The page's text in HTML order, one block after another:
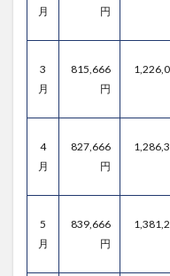
月
円
3
月
815,666
円
4
月
827,666
円
5
月
839,666
円